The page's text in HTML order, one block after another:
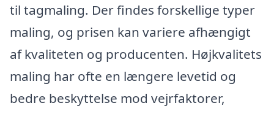
til tagmaling. Der findes forskellige typer
maling, og prisen kan variere afhængigt
af kvaliteten og producenten. Højkvalitets
maling har ofte en længere levetid og
bedre beskyttelse mod vejrfaktorer,